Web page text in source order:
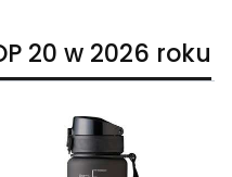
20 w 2026 roku